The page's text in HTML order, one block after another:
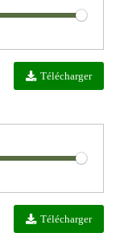
Volume
Télécharger
Volume
Télécharger